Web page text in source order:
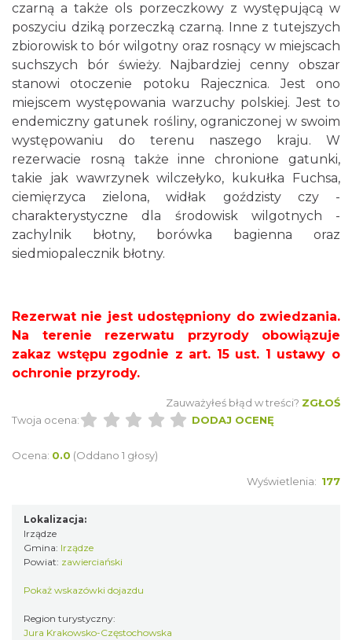
czarną a także ols porzeczkowy z występującą w
poszyciu dziką porzeczką czarną. Inne z tutejszych
zbiorowisk to bór wilgotny oraz rosnący w miejscach
suchszych bór świeży. Najbardziej cenny obszar
stanowi otoczenie potoku Rajecznica. Jest ono
miejscem występowania warzuchy polskiej. Jest to
endemiczny gatunek rośliny, ograniczonej w swoim
występowaniu do terenu naszego kraju. W
rezerwacie rosną także inne chronione gatunki,
takie jak wawrzynek wilczełyko, kukułka Fuchsa,
ciemięrzyca zielona, widłak goździsty czy -
charakterystyczne dla środowisk wilgotnych -
zachylnik błotny, borówka bagienna oraz
siedmiopalecznik błotny.
Rezerwat nie jest udostępniony do zwiedzania.
Na terenie rezerwatu przyrody obowiązuje
zakaz wstępu zgodnie z art. 15 ust. 1 ustawy o
ochronie przyrody.
Zauważyłeś błąd w treści? ZGŁOŚ
Twoja ocena:
DODAJ OCENĘ
Ocena: 0.0 (Oddano 1 głosy)
Wyświetlenia: 177
Lokalizacja:
Irządze
Gmina: Irządze
Powiat: zawierciański
Pokaż wskazówki dojazdu
Region turystyczny:
Jura Krakowsko-Częstochowska